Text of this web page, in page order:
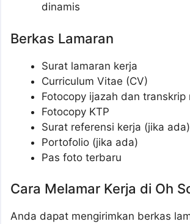
dinamis
Berkas Lamaran
Surat lamaran kerja
Curriculum Vitae (CV)
Fotocopy ijazah dan transkrip
Fotocopy KTP
Surat referensi kerja (jika ada)
Portofolio (jika ada)
Pas foto terbaru
Cara Melamar Kerja di Oh
Anda dapat mengirimkan berkas